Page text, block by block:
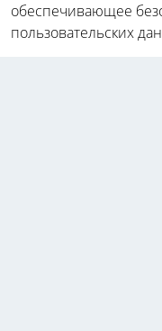
обеспечивающее
пользовательских